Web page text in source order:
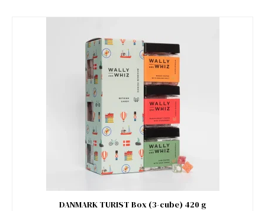
DANMARK TURIST Box (3-cube) 420 g